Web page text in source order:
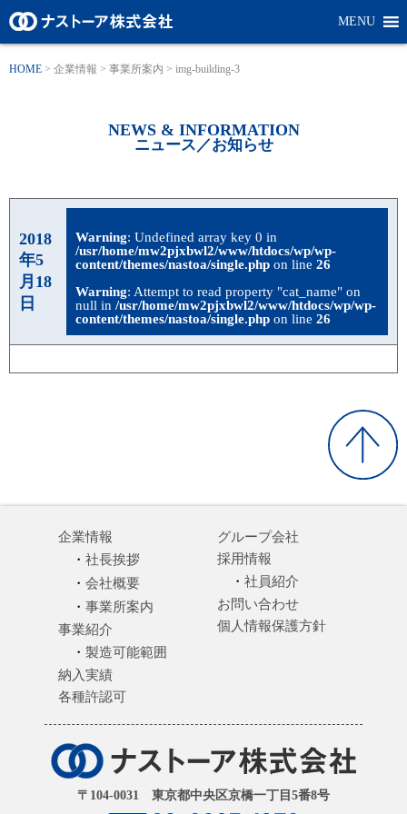
MENU
HOME > 企業情報 > 事業所案内 > img-building-3
NEWS & INFORMATION
ニュース／お知らせ
2018
年5
月18
日
Warning: Undefined array key 0 in
/usr/home/mw2pjxbwl2/www/htdocs/wp/wp-
content/themes/nastoa/single.php on line26
Warning: Attempt to read property "cat_name" on
null in/usr/home/mw2pjxbwl2/www/htdocs/wp/wp-
content/themes/nastoa/single.php on line26
〒104-0031 東京都中央区京橋一丁目5番8号
企業情報
社長挨拶
会社概要
事業所案内
事業紹介
製造可能範囲
納入実績
各種許認可
グループ会社
採用情報
社員紹介
お問い合わせ
個人情報保護方針